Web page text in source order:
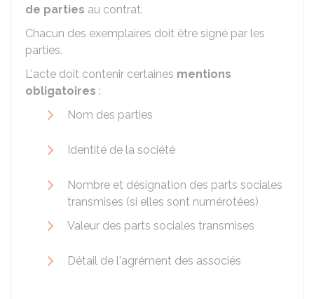
de parties au contrat.
Chacun des exemplaires doit être signé par les
parties.
L'acte doit contenir certaines mentions
obligatoires :
Nom des parties
Identité de la société
Nombre et désignation des parts sociales
transmises (si elles sont numérotées)
Valeur des parts sociales transmises
Détail de l'agrément des associés